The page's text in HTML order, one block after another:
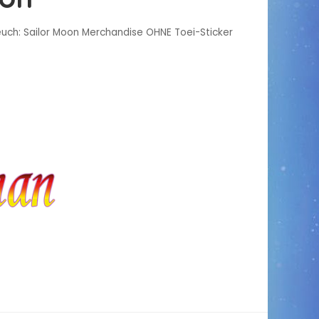
Sailor Moon Merchandise OHNE Toei-Sticker